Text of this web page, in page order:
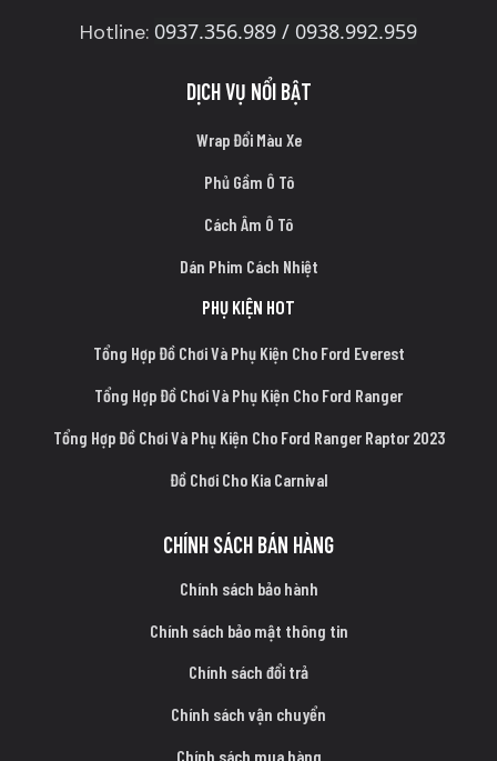
Hotline: 0937.356.989 / 0938.992.959
DỊCH VỤ NỔI BẬT
Wrap Đổi Màu Xe
Phủ Gầm Ô Tô
Cách Âm Ô Tô
Dán Phim Cách Nhiệt
PHỤ KIỆN HOT
Tổng Hợp Đồ Chơi Và Phụ Kiện Cho Ford Everest
Tổng Hợp Đồ Chơi Và Phụ Kiện Cho Ford Ranger
Tổng Hợp Đồ Chơi Và Phụ Kiện Cho Ford Ranger Raptor 2023
Đồ Chơi Cho Kia Carnival
CHÍNH SÁCH BÁN HÀNG
Chính sách bảo hành
Chính sách bảo mật thông tin
Chính sách đổi trả
Chính sách vận chuyển
Chính sách mua hàng